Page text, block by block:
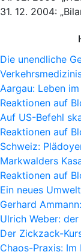
31. 12. 2004:
Die unendliche
Aargau: Leben
Reaktionen auf
Auf US-Befehl
Reaktionen auf
Schweiz:
Markwalders
Reaktionen auf
Ein neues
Gerhard
Ulrich Weber:
Der Zickzack-
Chaos-Praxis: